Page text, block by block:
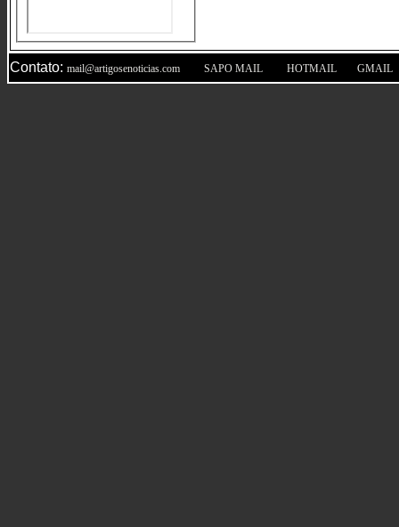
Contato: mail@artigosenoticias.com SAPO MAIL HOTMAIL GMAIL